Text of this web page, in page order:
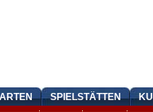
SPIELSTÄTTEN